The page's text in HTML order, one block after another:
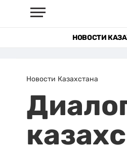
НОВОСТИ
Новости Казахстана